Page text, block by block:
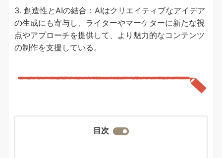
創造性とAIの結合：AIはクリエイティブなアイデア
の生成にも寄与し、ライターやマーケターに新たな視
点やアプローチを提供して、より魅力的なコンテンツ
の制作を支援している。
目次